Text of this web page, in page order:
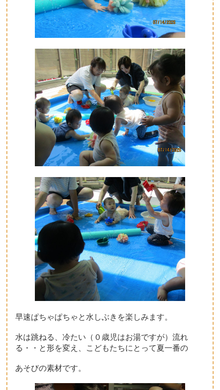
早速ぱちゃぱちゃと水しぶきを楽しみます。
水は跳ねる、冷たい（０歳児はお湯ですが）流れ
る・・と形を変え、こどもたちにとって夏一番の
あそびの素材です。